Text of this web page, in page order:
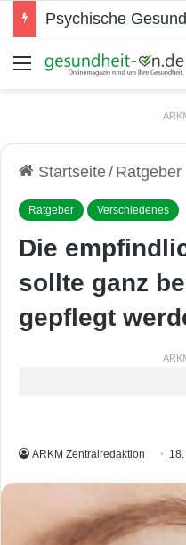
Psychische
Menü
Startseite/ Ratgeber
Ratgeber Verschiedenes
Die
sollte ganz
gepflegt
ARKM Zentralredaktion